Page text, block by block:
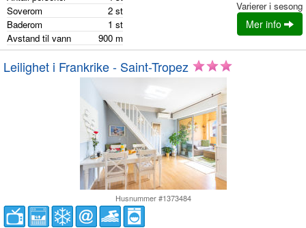
Soverom
2 st
Baderom
1 st
Avstand til vann
900 m
Varierer i sesong
Mer info
Leilighet i Frankrike - Saint-Tropez
Husnummer #1373484